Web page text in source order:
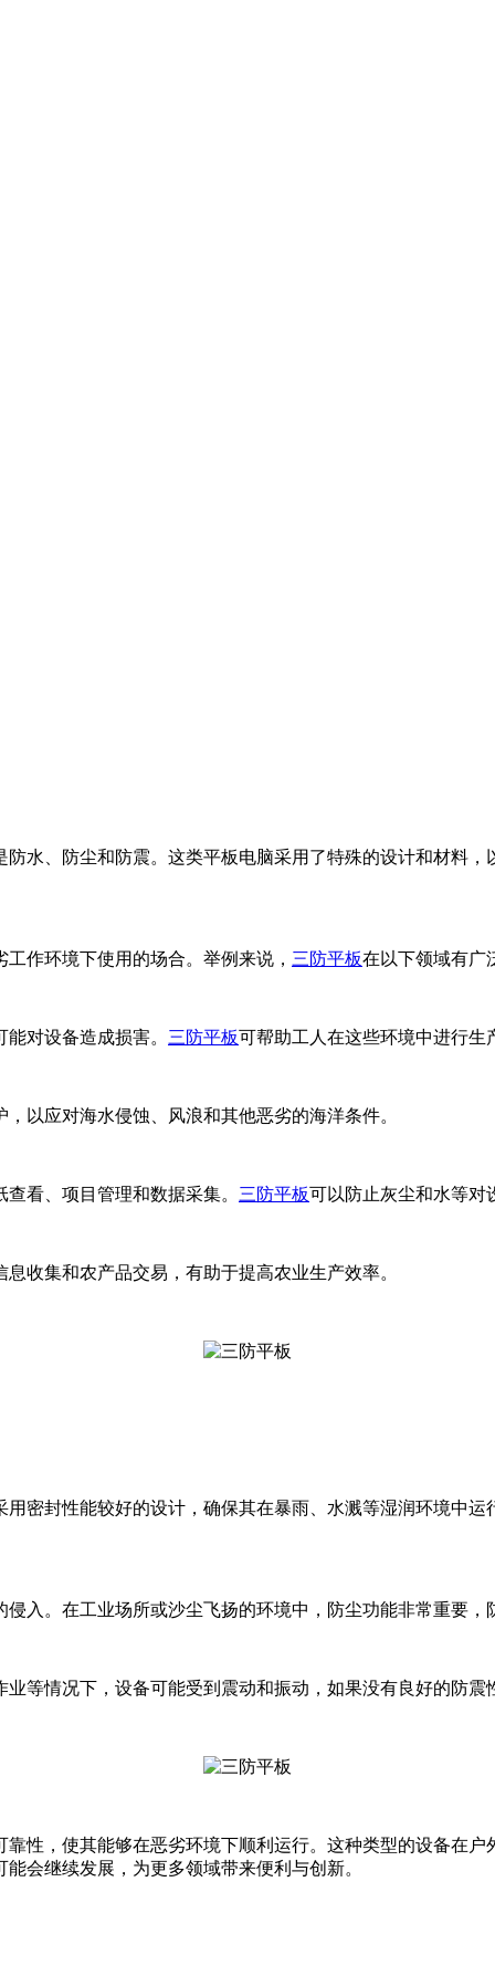
水、防尘和防震。这类平板电脑采用了特殊的设计和材料
作环境下使用的场合。举例来说， 三防平板在以下领域有广
对设备造成损害。 三防平板可帮助工人在这些环境中进行生
以应对海水侵蚀、风浪和其他恶劣的海洋条件。
看、项目管理和数据采集。 三防平板可以防止灰尘和水等对
收集和农产品交易，有助于提高农业生产效率。
用密封性能较好的设计，确保其在暴雨、水溅等湿润环境中运
入。在工业场所或沙尘飞扬的环境中，防尘功能非常重要
等情况下，设备可能受到震动和振动，如果没有良好的防
性，使其能够在恶劣环境下顺利运行。这种类型的设备在
能会继续发展，为更多领域带来便利与创新。